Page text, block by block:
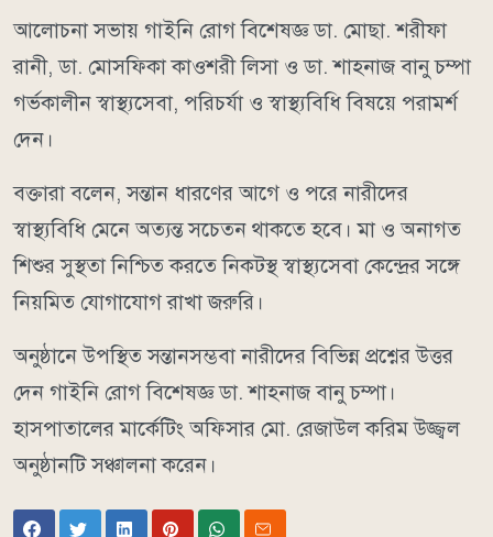
আলোচনা সভায় গাইনি রোগ বিশেষজ্ঞ ডা. মোছা. শরীফা
রানী, ডা. মোসফিকা কাওশরী লিসা ও ডা. শাহনাজ বানু চম্পা
গর্ভকালীন স্বাস্থ্যসেবা, পরিচর্যা ও স্বাস্থ্যবিধি বিষয়ে পরামর্শ
দেন।
বক্তারা বলেন, সন্তান ধারণের আগে ও পরে নারীদের
স্বাস্থ্যবিধি মেনে অত্যন্ত সচেতন থাকতে হবে। মা ও অনাগত
শিশুর সুস্থতা নিশ্চিত করতে নিকটস্থ স্বাস্থ্যসেবা কেন্দ্রের সঙ্গে
নিয়মিত যোগাযোগ রাখা জরুরি।
অনুষ্ঠানে উপস্থিত সন্তানসম্ভবা নারীদের বিভিন্ন প্রশ্নের উত্তর
দেন গাইনি রোগ বিশেষজ্ঞ ডা. শাহনাজ বানু চম্পা।
হাসপাতালের মার্কেটিং অফিসার মো. রেজাউল করিম উজ্জ্বল
অনুষ্ঠানটি সঞ্চালনা করেন।